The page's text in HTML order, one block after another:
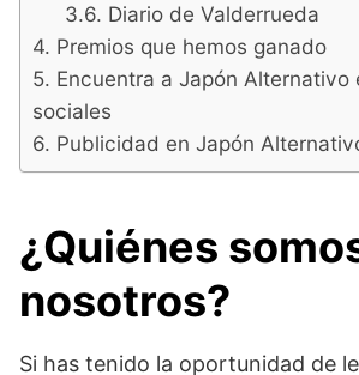
Diario de Valderrueda
Premios que hemos ganado
Encuentra a Japón Alternativo
sociales
Publicidad en Japón
¿Quiénes
nosotros?
Si has tenido la oportunidad de